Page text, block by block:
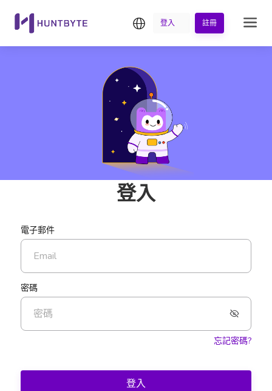
繁中登入 註冊
登入
電子郵件
密碼
忘記密碼?
登入